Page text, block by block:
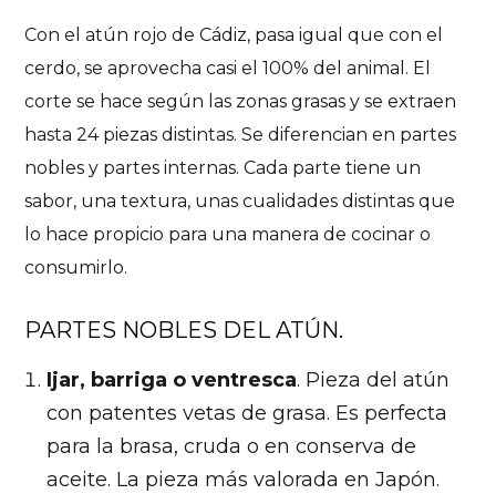
Con el atún rojo de Cádiz, pasa igual que con el
cerdo, se aprovecha casi el 100% del animal. El
corte se hace según las zonas grasas y se extraen
hasta 24 piezas distintas. Se diferencian en partes
nobles y partes internas. Cada parte tiene un
sabor, una textura, unas cualidades distintas que
lo hace propicio para una manera de cocinar o
consumirlo.
PARTES NOBLES DEL ATÚN.
Ijar, barriga o ventresca. Pieza del atún
con patentes vetas de grasa. Es perfecta
para la brasa, cruda o en conserva de
aceite. La pieza más valorada en Japón.